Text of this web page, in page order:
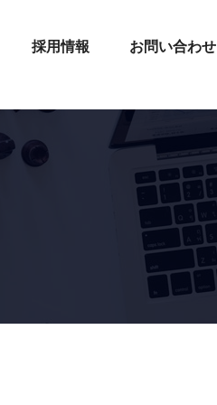
採用情報 お問い合わせ